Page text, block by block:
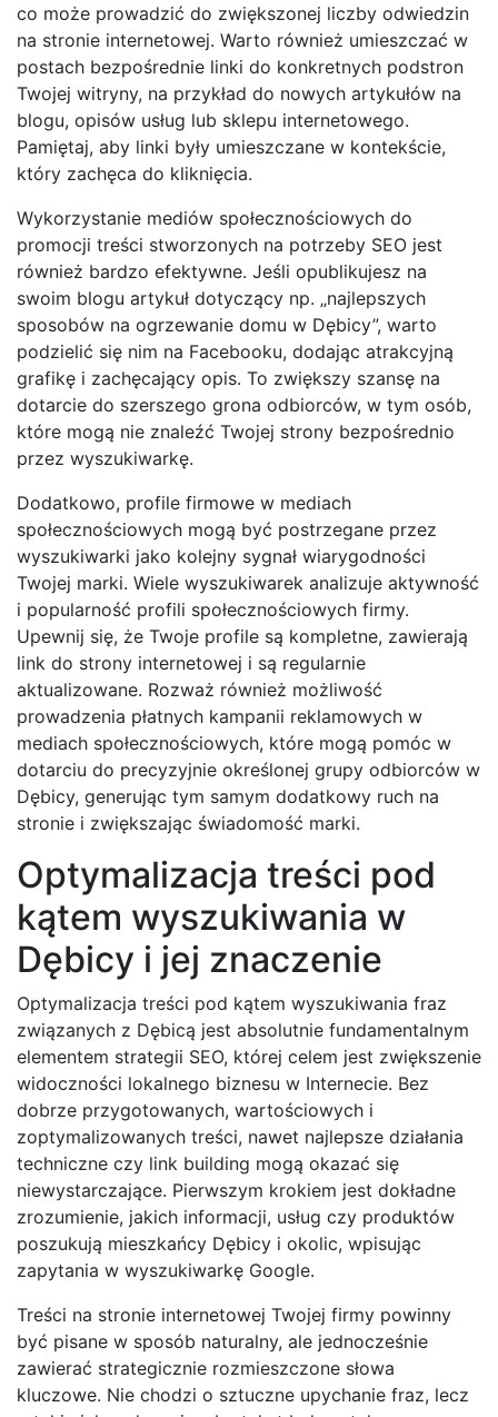
co może prowadzić do zwiększonej liczby odwiedzin
na stronie internetowej. Warto również umieszczać w
postach bezpośrednie linki do konkretnych podstron
Twojej witryny, na przykład do nowych artykułów na
blogu, opisów usług lub sklepu internetowego.
Pamiętaj, aby linki były umieszczane w kontekście,
który zachęca do kliknięcia.
Wykorzystanie mediów społecznościowych do
promocji treści stworzonych na potrzeby SEO jest
również bardzo efektywne. Jeśli opublikujesz na
swoim blogu artykuł dotyczący np. „najlepszych
sposobów na ogrzewanie domu w Dębicy”, warto
podzielić się nim na Facebooku, dodając atrakcyjną
grafikę i zachęcający opis. To zwiększy szansę na
dotarcie do szerszego grona odbiorców, w tym osób,
które mogą nie znaleźć Twojej strony bezpośrednio
przez wyszukiwarkę.
Dodatkowo, profile firmowe w mediach
społecznościowych mogą być postrzegane przez
wyszukiwarki jako kolejny sygnał wiarygodności
Twojej marki. Wiele wyszukiwarek analizuje aktywność
i popularność profili społecznościowych firmy.
Upewnij się, że Twoje profile są kompletne, zawierają
link do strony internetowej i są regularnie
aktualizowane. Rozważ również możliwość
prowadzenia płatnych kampanii reklamowych w
mediach społecznościowych, które mogą pomóc w
dotarciu do precyzyjnie określonej grupy odbiorców w
Dębicy, generując tym samym dodatkowy ruch na
stronie i zwiększając świadomość marki.
Optymalizacja treści pod
kątem wyszukiwania w
Dębicy i jej znaczenie
Optymalizacja treści pod kątem wyszukiwania fraz
związanych z Dębicą jest absolutnie fundamentalnym
elementem strategii SEO, której celem jest zwiększenie
widoczności lokalnego biznesu w Internecie. Bez
dobrze przygotowanych, wartościowych i
zoptymalizowanych treści, nawet najlepsze działania
techniczne czy link building mogą okazać się
niewystarczające. Pierwszym krokiem jest dokładne
zrozumienie, jakich informacji, usług czy produktów
poszukują mieszkańcy Dębicy i okolic, wpisując
zapytania w wyszukiwarkę Google.
Treści na stronie internetowej Twojej firmy powinny
być pisane w sposób naturalny, ale jednocześnie
zawierać strategicznie rozmieszczone słowa
kluczowe. Nie chodzi o sztuczne upychanie fraz, lecz